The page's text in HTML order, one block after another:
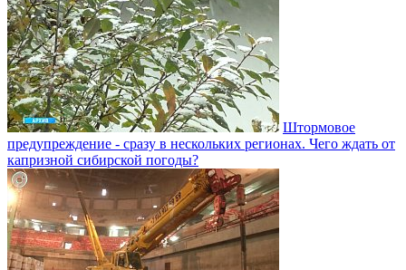
Штормовое
предупреждение - сразу в нескольких регионах. Чего ждать от
капризной сибирской погоды?